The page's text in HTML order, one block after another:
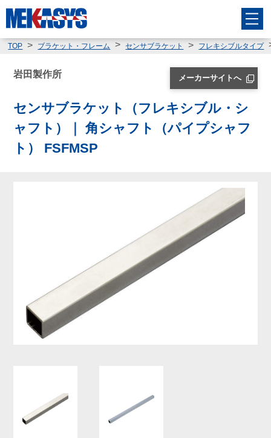
TOP ブラケット・フレーム センサブラケット フレキシブルタイプ
岩田製作所 メーカーサイトへ
センサブラケット（フレキシブル・シ
ャフト）｜ 角シャフト（パイプシャフ
ト） FSFMSP